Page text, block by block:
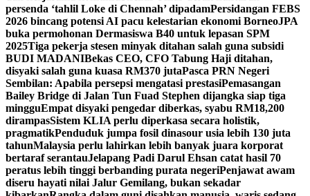
persenda ‘tahlil Loke di Chennah’ dipadamPersidangan FEBS
2026 bincang potensi AI pacu kelestarian ekonomi BorneoJPA
buka permohonan Dermasiswa B40 untuk lepasan SPM
2025Tiga pekerja stesen minyak ditahan salah guna subsidi
BUDI MADANIBekas CEO, CFO Tabung Haji ditahan,
disyaki salah guna kuasa RM370 jutaPasca PRN Negeri
Sembilan: Apabila persepsi mengatasi prestasiPemasangan
Bailey Bridge di Jalan Tun Fuad Stephen dijangka siap tiga
mingguEmpat disyaki pengedar diberkas, syabu RM18,200
dirampasSistem KLIA perlu diperkasa secara holistik,
pragmatikPenduduk jumpa fosil dinasour usia lebih 130 juta
tahunMalaysia perlu lahirkan lebih banyak juara korporat
bertaraf serantauJelapang Padi Darul Ehsan catat hasil 70
peratus lebih tinggi berbanding purata negeriPenjawat awam
diseru hayati nilai Jalur Gemilang, bukan sekadar